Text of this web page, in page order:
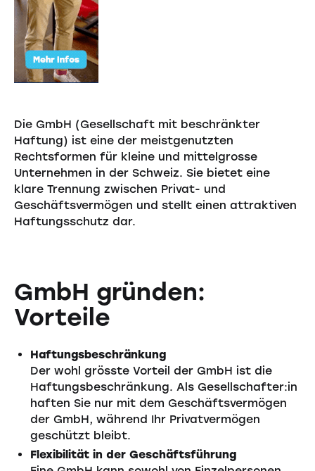
Die GmbH (Gesellschaft mit beschränkter
Haftung) ist eine der meistgenutzten
Rechtsformen für kleine und mittelgrosse
Unternehmen in der Schweiz. Sie bietet eine
klare Trennung zwischen Privat- und
Geschäftsvermögen und stellt einen attraktiven
Haftungsschutz dar.
GmbH gründen:
Vorteile
Haftungsbeschränkung
Der wohl grösste Vorteil der GmbH ist die
Haftungsbeschränkung. Als Gesellschafter:in
haften Sie nur mit dem Geschäftsvermögen
der GmbH, während Ihr Privatvermögen
geschützt bleibt.
Flexibilität in der Geschäftsführung